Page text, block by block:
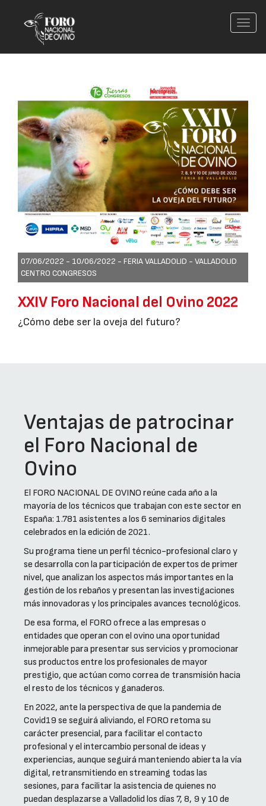
07/06/2022 - 10/06/2022 - FERIA VALLADOLID - VALLADOLID
CENTRO CONGRESOS
XXIV Foro Nacional del Ovino 2022
¿Cómo debe ser la oveja del futuro?
Ventajas de patrocinar
el Foro Nacional de
Ovino
El FORO NACIONAL DE OVINO reúne cada año a la
mayoría de los técnicos que trabajan con este sector en
España: 1.781 asistentes a los 6 seminarios digitales
celebrados en la edición de 2021.
Su programa tiene un perfil técnico-profesional claro y
se desarrolla con la participación de expertos de primer
nivel, que analizan los aspectos más importantes en la
gestión de los rebaños y presentan las investigaciones
más innovadoras y los principales avances tecnológicos.
De esa forma, el FORO ofrece a las empresas o
entidades que operan con el ovino una oportunidad
inmejorable para presentar sus servicios y promocionar
sus productos entre los profesionales de mayor
prestigio, que actúan como correa de transmisión hacia
el resto de los técnicos y ganaderos.
En 2022, ante la perspectiva de que la pandemia de
Covid19 se seguirá aliviando, el FORO retoma su
carácter presencial, para facilitar el contacto
profesional y el intercambio personal de ideas y
experiencias, aunque seguirá manteniendo abierta la vía
digital, retransmitiendo en streaming todas las
sesiones, para facilitar la asistencia de quienes no
puedan desplazarse a Valladolid los días 7, 8, 9 y 10 de